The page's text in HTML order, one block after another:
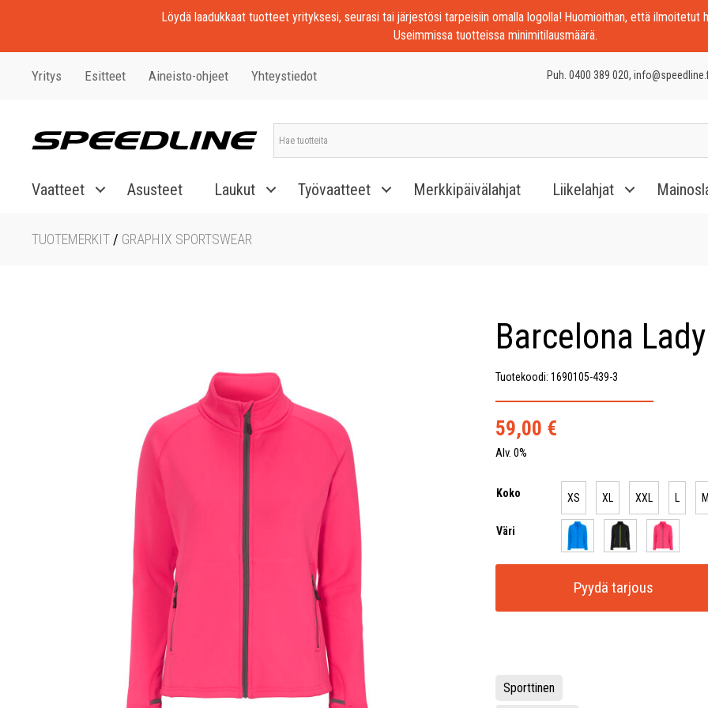
Löydä laadukkaat tuotteet yrityksesi, seurasi tai järjestösi tarpeisiin omalla logolla! Huomioithan, että ilmoitetut
Useimmissa tuotteissa minimitilausmäärä.
Yritys Esitteet Aineisto-ohjeet Yhteystiedot Puh. 0400 389 020,
Vaatteet Asusteet Laukut Työvaatteet Merkkipäivälahjat Liikelahjat
TUOTEMERKIT / GRAPHIX SPORTSWEAR
Barcelona Lady
Tuotekoodi: 1690105-439-3
59,00 €
Alv. 0%
Koko XS XL XXL L
Väri
Pyydä tarjous
Sporttinen